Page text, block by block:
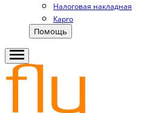
Налоговая накладная
Карго
Помощь